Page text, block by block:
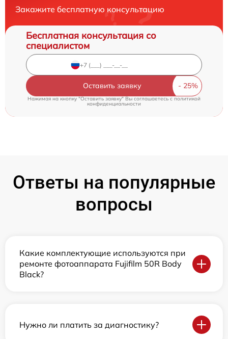
Закажите бесплатную консультацию
Бесплатная консультация со
специалистом
Оставить заявку
Нажимая на кнопку "Оставить заявку" Вы соглашаетесь c политикой
конфиденциальности
Ответы на популярные
вопросы
Какие комплектующие используются при
ремонте фотоаппарата Fujifilm 50R Body
Black?
Нужно ли платить за диагностику?